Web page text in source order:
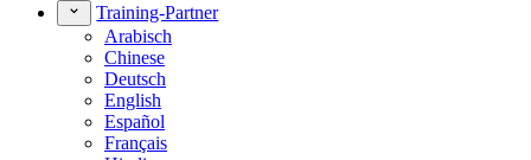
Training-Partner
Arabisch
Chinese
Deutsch
English
Español
Français